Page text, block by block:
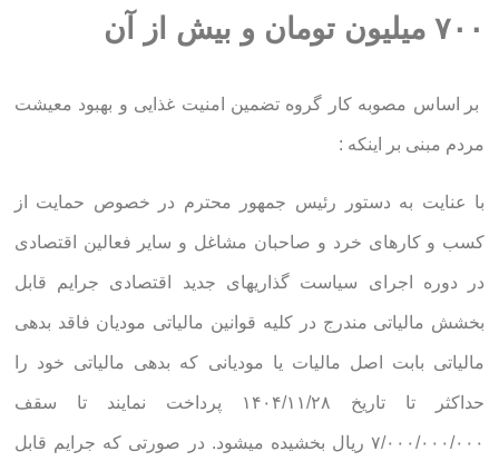
۷۰۰ میلیون تومان و بیش از آن
بر اساس مصوبه کار گروه تضمین امنیت غذایی و بهبود معیشت
مردم مبنی بر اینکه :
با عنایت به دستور رئیس جمهور محترم در خصوص حمایت از
کسب و کارهای خرد و صاحبان مشاغل و سایر فعالین اقتصادی
در دوره اجرای سیاست گذاریهای جدید اقتصادی جرایم قابل
بخشش مالیاتی مندرج در کلیه قوانین مالیاتی مودیان فاقد بدهی
مالیاتی بابت اصل مالیات یا مودیانی که بدهی مالیاتی خود را
حداکثر تا تاریخ ۱۴۰۴/۱۱/۲۸ پرداخت نمایند تا سقف
۷/۰۰۰/۰۰۰/۰۰۰ ریال بخشیده میشود. در صورتی که جرایم قابل